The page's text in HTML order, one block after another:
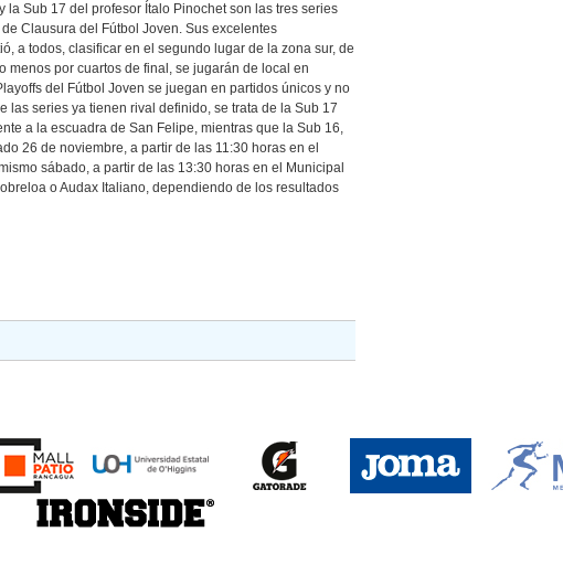
la Sub 17 del profesor Ítalo Pinochet son las tres series
Clausura del Fútbol Joven. Sus excelentes
a todos, clasificar en el segundo lugar de la zona sur, de
menos por cuartos de final, se jugarán de local en
del Fútbol Joven se juegan en partidos únicos y no
series ya tienen rival definido, se trata de la Sub 17
a la escuadra de San Felipe, mientras que la Sub 16,
26 de noviembre, a partir de las 11:30 horas en el
sábado, a partir de las 13:30 horas en el Municipal
o Audax Italiano, dependiendo de los resultados